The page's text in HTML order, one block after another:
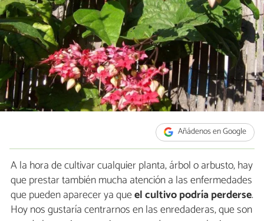
Añádenos en Google
A la hora de cultivar cualquier planta, árbol o arbusto, hay
que prestar también mucha atención a las enfermedades
que pueden aparecer ya queel cultivo podría perderse.
Hoy nos gustaría centrarnos en las enredaderas, que son